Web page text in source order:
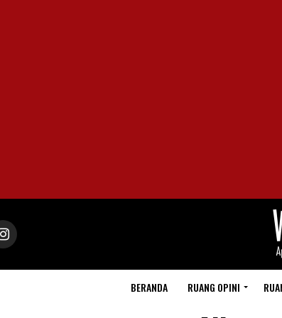
BERANDA RUANG OPINI